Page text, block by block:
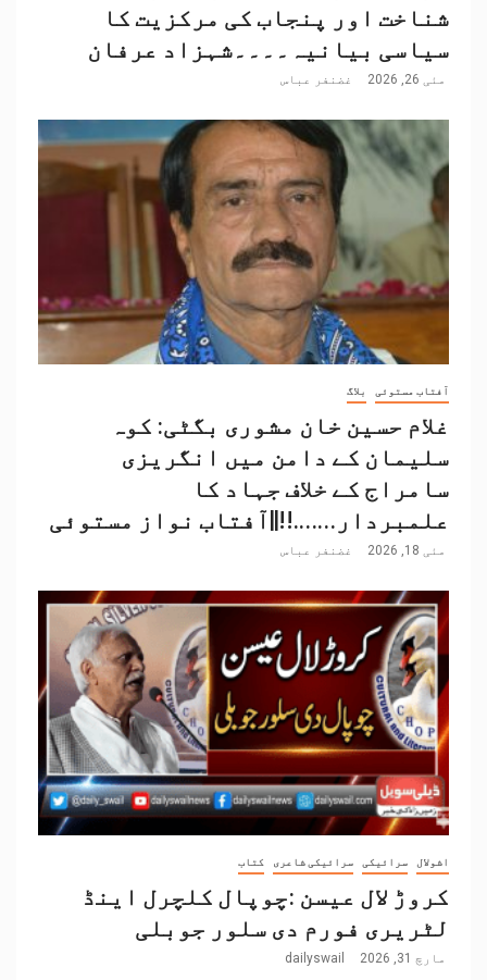
شناخت اور پنجاب کی مرکزیت کا
سیاسی بیانیہ۔۔۔۔شہزاد عرفان
مئی 26, 2026 غضنفر عباس
آفتاب مستوئی بلاگ
غلام حسین خان مشوری بگٹی: کوہ
سلیمان کے دامن میں انگریزی
سامراج کے خلاف جہاد کا
علمبردار…….!!||آفتاب نواز مستوئی
مئی 18, 2026 غضنفر عباس
اشولال سرائیکی سرائیکی شاعری کتاب
کروڑ لال عیسن :چوپال کلچرل اینڈ
لٹریری فورم دی سلور جوبلی
مارچ 31, 2026 dailyswail